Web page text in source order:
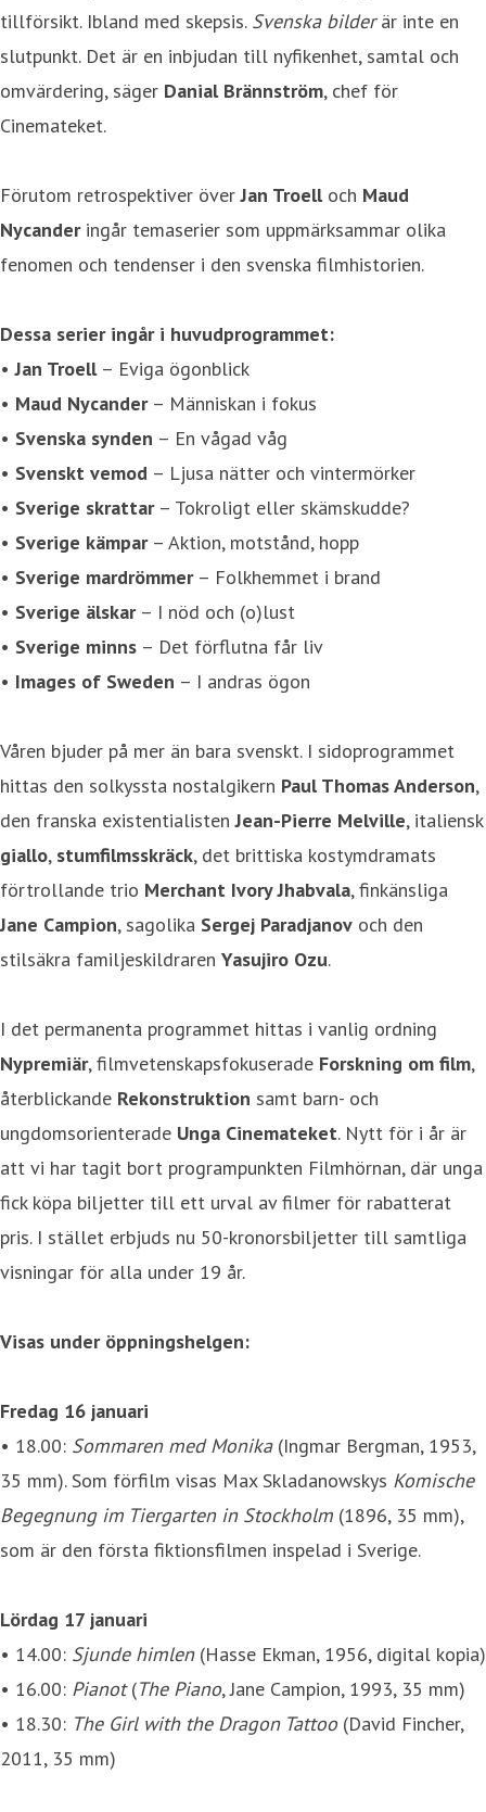
tillförsikt. Ibland med skepsis. Svenska bilderär inte en
slutpunkt. Det är en inbjudan till nyfikenhet, samtal och
omvärdering, säger Danial Brännström, chef för
Cinemateket.
Förutom retrospektiver överJan Troelloch Maud
Nycanderingår temaserier som uppmärksammar olika
fenomen och tendenser i den svenska filmhistorien.
Dessa serier ingår i huvudprogrammet:
•Jan Troell– Eviga ögonblick
• Maud Nycander– Människan i fokus
• Svenska synden – En vågad våg
• Svenskt vemod – Ljusa nätter och vintermörker
• Sverige skrattar– Tokroligt eller skämskudde?
• Sverige kämpar– Aktion, motstånd, hopp
• Sverige mardrömmer– Folkhemmet i brand
• Sverige älskar– I nöd och (o)lust
• Sverige minns – Det förflutna får liv
• Images of Sweden – I andras ögon
Våren bjuder på mer än bara svenskt. I sidoprogrammet
hittas den solkyssta nostalgikern Paul Thomas Anderson,
den franska existentialistenJean-Pierre Melville, italiensk
giallo, stumfilmsskräck, det brittiska kostymdramats
förtrollande trio Merchant Ivory Jhabvala, finkänsliga
Jane Campion, sagolika Sergej Paradjanov och den
stilsäkra familjeskildraren Yasujiro Ozu.
I det permanenta programmet hittas i vanlig ordning
Nypremiär, filmvetenskapsfokuserade Forskning om film,
återblickande Rekonstruktion samt barn- och
ungdomsorienterade Unga Cinemateket. Nytt för i år är
att vi har tagit bort programpunkten Filmhörnan, där unga
fick köpa biljetter till ett urval av filmer för rabatterat
pris. I stället erbjuds nu 50-kronorsbiljetter till samtliga
visningar för alla under 19 år.
Visas under öppningshelgen:
Fredag 16 januari
• 18.00: Sommaren med Monika (Ingmar Bergman, 1953,
35 mm). Som förfilm visas Max Skladanowskys Komische
Begegnung im Tiergarten in Stockholm (1896, 35 mm),
som är den första fiktionsfilmen inspelad i Sverige.
Lördag 17 januari
• 14.00: Sjunde himlen(Hasse Ekman, 1956, digital kopia)
• 16.00: Pianot(The Piano, Jane Campion, 1993, 35 mm)
• 18.30: The Girl with the Dragon Tattoo (David Fincher,
2011, 35 mm)